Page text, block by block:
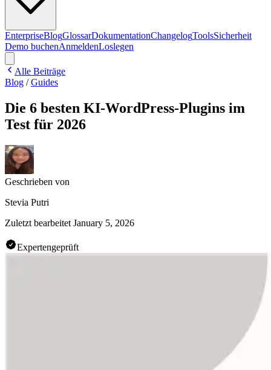
EnterpriseBlogGlossarDokumentationChangelogToolsSicherheit
Demo buchenAnmeldenLoslegen
Alle Beiträge
Blog /Guides
Die 6 besten KI-WordPress-Plugins im
Test für 2026
Geschrieben von
Stevia Putri
Zuletzt bearbeitet January 5, 2026
Expertengeprüft